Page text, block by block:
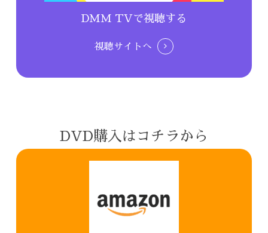
DMM TVで視聴する
視聴サイトへ
DVD購入はコチラから